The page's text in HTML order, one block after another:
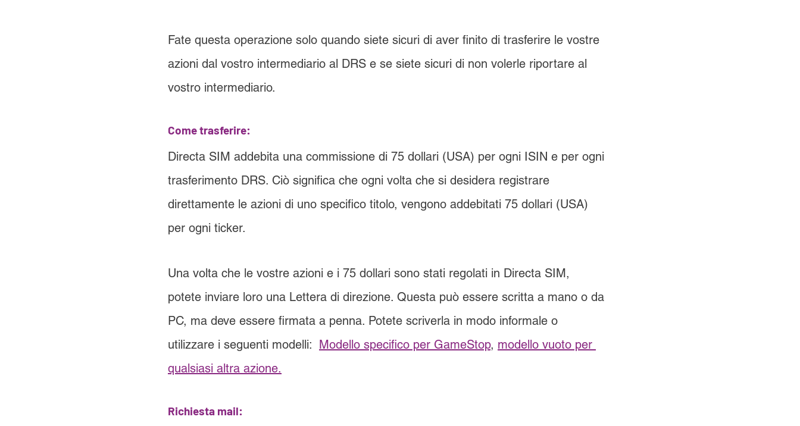
Fate questa operazione solo quando siete sicuri di aver finito di trasferire le vostre
azioni dal vostro intermediario al DRS e se siete sicuri di non volerle riportare al
vostro intermediario.
Come trasferire:
Directa SIM addebita una commissione di 75 dollari (USA) per ogni ISIN e per ogni
trasferimento DRS. Ciò significa che ogni volta che si desidera registrare
direttamente le azioni di uno specifico titolo, vengono addebitati 75 dollari (USA)
per ogni ticker.
Una volta che le vostre azioni e i 75 dollari sono stati regolati in Directa SIM,
potete inviare loro una Lettera di direzione. Questa può essere scritta a mano o da
PC, ma deve essere firmata a penna. Potete scriverla in modo informale o
utilizzare i seguenti modelli: Modello specifico per GameStop, modello vuoto per
qualsiasi altra azione.
Richiesta mail: